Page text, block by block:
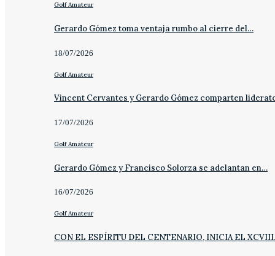
Golf Amateur
Gerardo Gómez toma ventaja rumbo al cierre del…
18/07/2026
Golf Amateur
Vincent Cervantes y Gerardo Gómez comparten
17/07/2026
Golf Amateur
Gerardo Gómez y Francisco Solorza se adelantan en…
16/07/2026
Golf Amateur
CON EL ESPÍRITU DEL CENTENARIO, INICIA EL